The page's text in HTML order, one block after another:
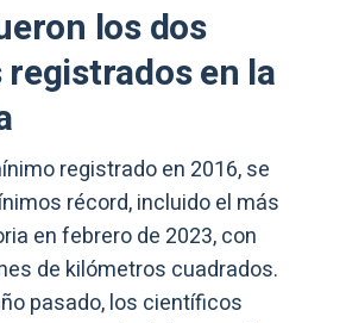
los dos
en la
registrado en 2016, se
récord, incluido el más
en febrero de 2023, con
de kilómetros cuadrados.
pasado, los científicos